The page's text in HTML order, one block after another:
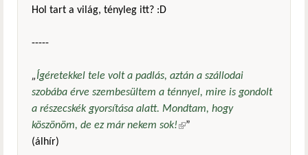
Hol tart a világ, tényleg itt? :D
-----
„Ígéretekkel tele volt a padlás, aztán a szállodai
szobába érve szembesültem a ténnyel, mire is gondolt
a részecskék gyorsítása alatt. Mondtam, hogy
köszönöm, de ez már nekem sok!(külső hivatkozás)
”
(álhír)